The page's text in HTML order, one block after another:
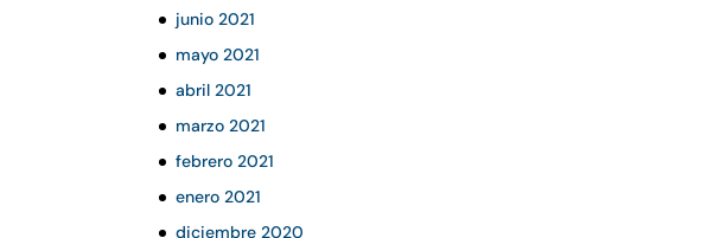
junio 2021
mayo 2021
abril 2021
marzo 2021
febrero 2021
enero 2021
diciembre 2020